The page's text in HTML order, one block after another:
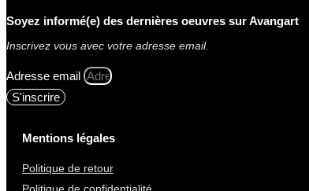
Soyez informé(e) des dernières oeuvres sur Avangart
Inscrivez vous avec votre adresse email.
Adresse email
S'inscrire
Mentions légales
Politique de retour